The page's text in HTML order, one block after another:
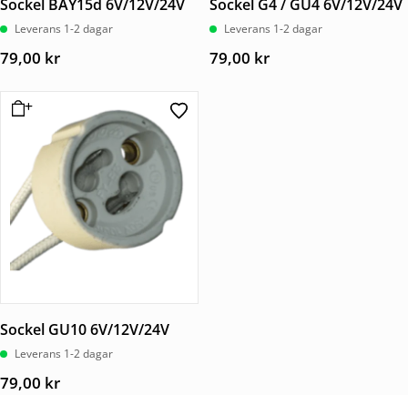
Sockel BAY15d 6V/12V/24V
Leverans 1-2 dagar
79,00 kr
Sockel G4 / GU4 6V/12V/24V
Leverans 1-2 dagar
79,00 kr
Sockel GU10 6V/12V/24V
Leverans 1-2 dagar
79,00 kr